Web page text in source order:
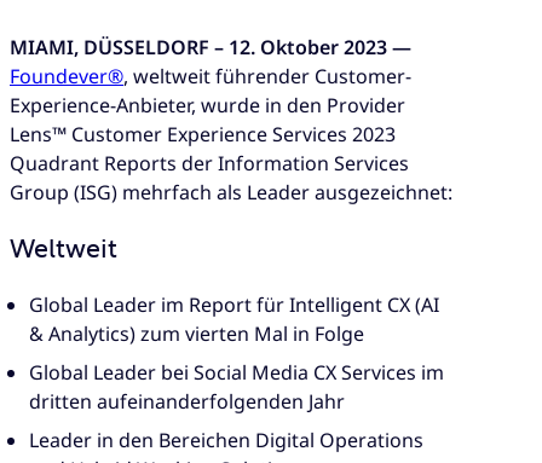
MIAMI, DÜSSELDORF – 12. Oktober 2023 —
Foundever®, weltweit führender Customer-
Experience-Anbieter, wurde in den Provider
Lens™ Customer Experience Services 2023
Quadrant Reports der Information Services
Group (ISG) mehrfach als Leader ausgezeichnet:
Weltweit
Global Leader im Report für Intelligent CX (AI
& Analytics) zum vierten Mal in Folge
Global Leader bei Social Media CX Services im
dritten aufeinanderfolgenden Jahr
Leader in den Bereichen Digital Operations